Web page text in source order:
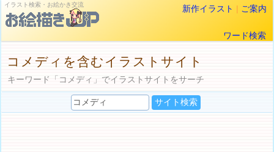
イラスト検索・お絵かき交流 新作イラスト | ご案内
ワード検索
コメディを含むイラストサイト
キーワード「コメディ」でイラストサイトをサーチ